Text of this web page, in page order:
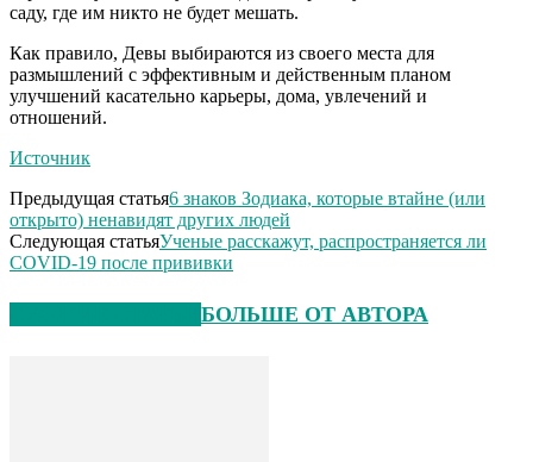
саду, где им никто не будет мешать.
Как правило, Девы выбираются из своего места для
размышлений с эффективным и действенным планом
улучшений касательно карьеры, дома, увлечений и
отношений.
Источник
Предыдущая статья6 знаков Зодиака, которые втайне (или
открыто) ненавидят других людей
Следующая статьяУченые расскажут, распространяется ли
COVID-19 после прививки
БОЛЬШЕ ОТ АВТОРА